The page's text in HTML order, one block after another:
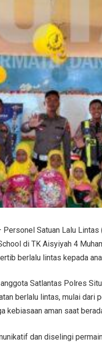
Personel Satuan Lalu
di TK Aisyiyah 4
berlalu lintas kepada
Satlantas Polres
berlalu lintas, mulai dari
kebiasaan aman saat
dan diselingi